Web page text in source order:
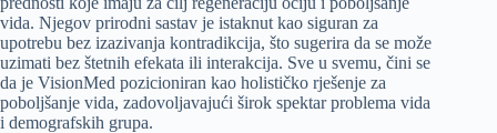
vida. Njegov prirodni sastav je istaknut kao siguran za
upotrebu bez izazivanja kontradikcija, što sugerira da se može
uzimati bez štetnih efekata ili interakcija. Sve u svemu, čini se
da je VisionMed pozicioniran kao holističko rješenje za
poboljšanje vida, zadovoljavajući širok spektar problema vida
i demografskih grupa.